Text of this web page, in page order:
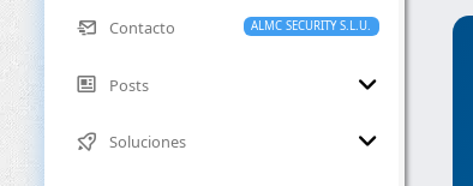
ALMC SECURITY S.L.U.
Contacto
Posts
Soluciones